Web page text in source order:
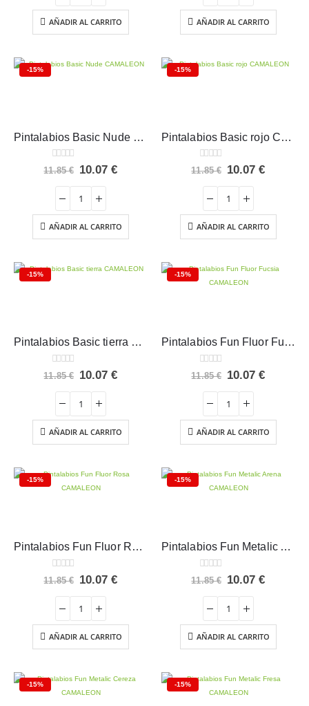
18.85 €.16.02 €.
AÑADIR AL CARRITO
11.85 €.10.07 €.
AÑADIR AL CARRITO
-15%
Pintalabios Basic Nude CAMALEON
out of 5
11.85€ El
era:
11.85 €.
10.07€El
10.07 €.
AÑADIR AL CARRITO
-15%
Pintalabios Basic rojo CAMALEON
out of 5
11.85€ El
era:
11.85 €.
10.07€El
10.07 €.
AÑADIR AL CARRITO
-15%
Pintalabios Basic tierra CAMALEON
out of 5
11.85€ El
original
era:
11.85 €.
10.07€El
10.07 €.
AÑADIR AL CARRITO
-15%
Pintalabios Fun Fluor Fucsia CAMALEON
out of 5
11.85€ El
original
era:
11.85 €.
10.07€El
10.07 €.
AÑADIR AL CARRITO
-15%
Pintalabios Fun Fluor Rosa CAMALEON
out of 5
11.85€ El
era:
11.85 €.
10.07€El
10.07 €.
AÑADIR AL CARRITO
-15%
Pintalabios Fun Metalic Arena CAMALEON
out of 5
11.85€ El
era:
11.85 €.
10.07€El
10.07 €.
AÑADIR AL CARRITO
-15% -15%